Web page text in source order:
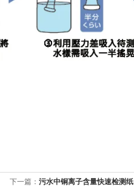
下一篇： 污水中铜离子含量快速检测纸